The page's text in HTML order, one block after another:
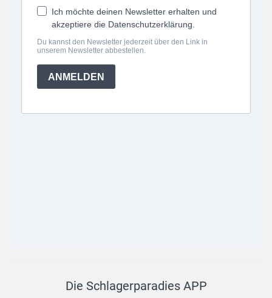
Die Schlagerparadies APP